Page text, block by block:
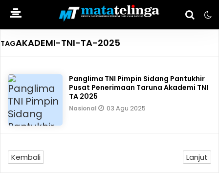
TAGAKADEMI-TNI-TA-2025
Panglima TNI Pimpin Sidang Pantukhir
Pusat Penerimaan Taruna Akademi TNI
TA 2025
Nasional 03 Agu 2025
Kembali Lanjut